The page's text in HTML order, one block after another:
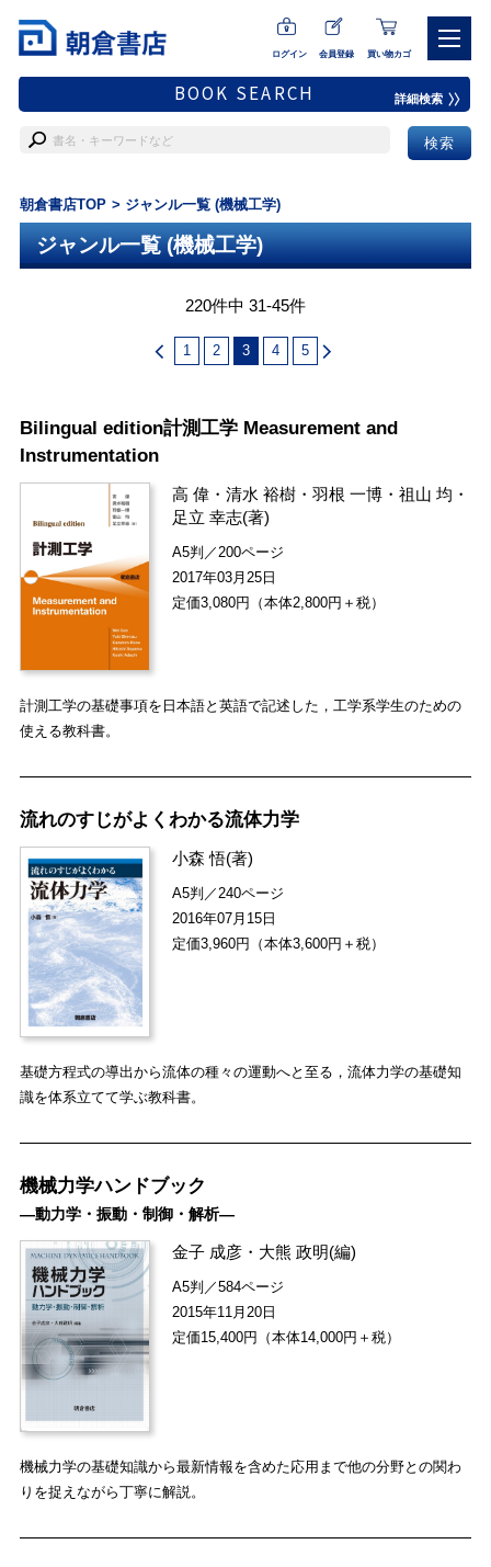
ログイン 会員登録 買い物カゴ
BOOK SEARCH 詳細検索
朝倉書店TOP ジャンル一覧 (機械工学)
ジャンル一覧 (機械工学)
220件中 31-45件
1 2 3 4 5
Bilingual edition計測工学 Measurement and
Instrumentation
高 偉 ・清水 裕樹 ・羽根 一博 ・祖山 均 ・
足立 幸志(著)
A5判／200ページ
2017年03月25日
定価3,080円（本体2,800円＋税）
計測工学の基礎事項を日本語と英語で記述した，工学系学生のための
使える教科書。
流れのすじがよくわかる流体力学
小森 悟(著)
A5判／240ページ
2016年07月15日
定価3,960円（本体3,600円＋税）
基礎方程式の導出から流体の種々の運動へと至る，流体力学の基礎知
識を体系立てて学ぶ教科書。
機械力学ハンドブック
―動力学・振動・制御・解析―
金子 成彦 ・ 大熊 政明(編)
A5判／584ページ
2015年11月20日
定価15,400円（本体14,000円＋税）
機械力学の基礎知識から最新情報を含めた応用まで他の分野との関わ
りを捉えながら丁寧に解説。